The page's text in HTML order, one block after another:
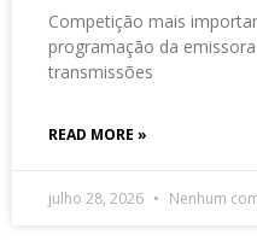
Competição mais
programação da
transmissões
READ MORE »
julho 28, 2026 Nenhum